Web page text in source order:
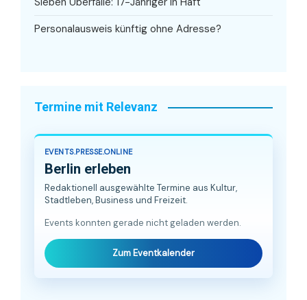
Personalausweis künftig ohne Adresse?
Termine mit Relevanz
EVENTS.PRESSE.ONLINE
Berlin erleben
Redaktionell ausgewählte Termine aus Kultur,
Stadtleben, Business und Freizeit.
Events konnten gerade nicht geladen werden.
Zum Eventkalender